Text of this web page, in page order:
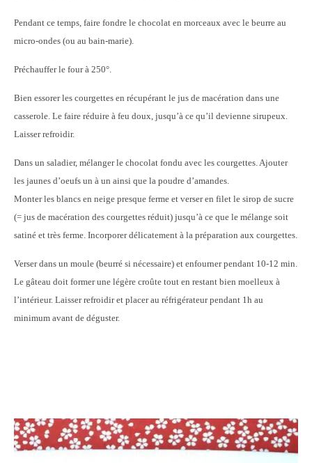
Pendant ce temps, faire fondre le chocolat en morceaux avec le beurre au
micro-ondes (ou au bain-marie).
Préchauffer le four à 250°.
Bien essorer les courgettes en récupérant le jus de macération dans une
casserole. Le faire réduire à feu doux, jusqu’à ce qu’il devienne sirupeux.
Laisser refroidir.
Dans un saladier, mélanger le chocolat fondu avec les courgettes. Ajouter
les jaunes d’oeufs un à un ainsi que la poudre d’amandes.
Monter les blancs en neige presque ferme et verser en filet le sirop de sucre
(= jus de macération des courgettes réduit) jusqu’à ce que le mélange soit
satiné et très ferme. Incorporer délicatement à la préparation aux courgettes.
Verser dans un moule (beurré si nécessaire) et enfourner pendant 10-12 min.
Le gâteau doit former une légère croûte tout en restant bien moelleux à
l’intérieur. Laisser refroidir et placer au réfrigérateur pendant 1h au
minimum avant de déguster.